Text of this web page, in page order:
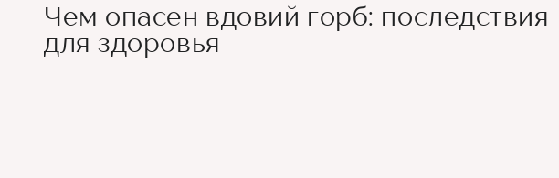
Чем опасен вдовий горб: последствия
для здоровья